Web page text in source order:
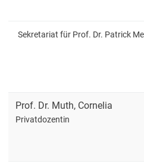
Sekretariat für Prof. Dr. Patrick
Prof. Dr. Muth, Cornelia
Privatdozentin